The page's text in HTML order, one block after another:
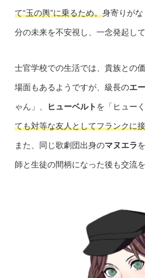
て“玉の輿”に乗るため。身寄りが
分の未来を不安視し、一念発起して
士官学校での生活では、貴族との
場面もあるようですが、級長のエ
ゃん」、 ヒューベルトを「ヒュー
ても対等な友人としてフランクに
また、同じ歌劇団出身のマヌエラ
師と生徒の間柄になった後も交流